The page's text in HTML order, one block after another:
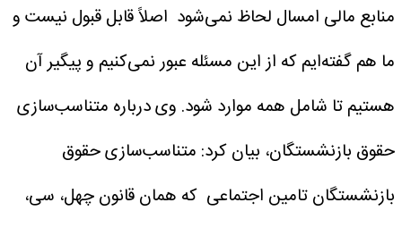
منابع مالی امسال لحاظ نمی‌شود اصلاً قابل قبول نیست و
ما هم گفته‌ایم که از این مسئله عبور نمی‌کنیم و پیگیر آن
هستیم تا شامل همه موارد شود. وی درباره متناسب‌سازی
حقوق بازنشستگان، بیان کرد: متناسب‌سازی حقوق
بازنشستگان تامین اجتماعی که همان قانون چهل، سی،